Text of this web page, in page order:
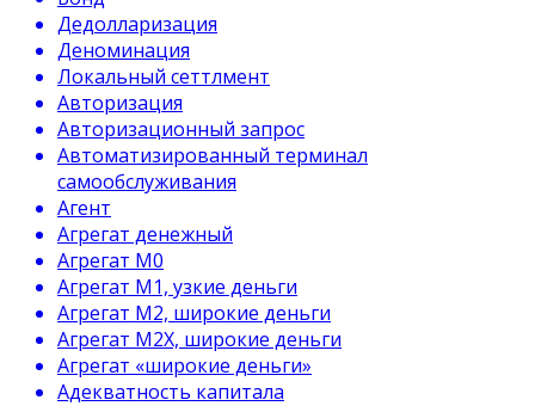
Дедолларизация
Деноминация
Локальный сеттлмент
Авторизация
Авторизационный запрос
Автоматизированный терминал
самообслуживания
Агент
Агрегат денежный
Агрегат М0
Агрегат М1, узкие деньги
Агрегат М2, широкие деньги
Агрегат М2Х, широкие деньги
Агрегат «широкие деньги»
Адекватность капитала